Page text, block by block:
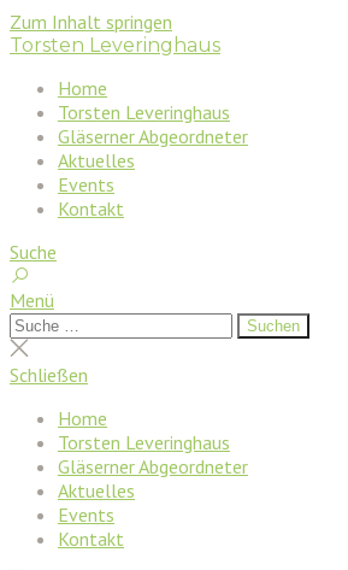
Zum Inhalt springen
Torsten Leveringhaus
Home
Torsten Leveringhaus
Gläserner Abgeordneter
Aktuelles
Events
Kontakt
Suche
Menü
Suchen
nach:
Suchen
Suche
schließen
Schließen
Home
Torsten Leveringhaus
Gläserner Abgeordneter
Aktuelles
Events
Kontakt